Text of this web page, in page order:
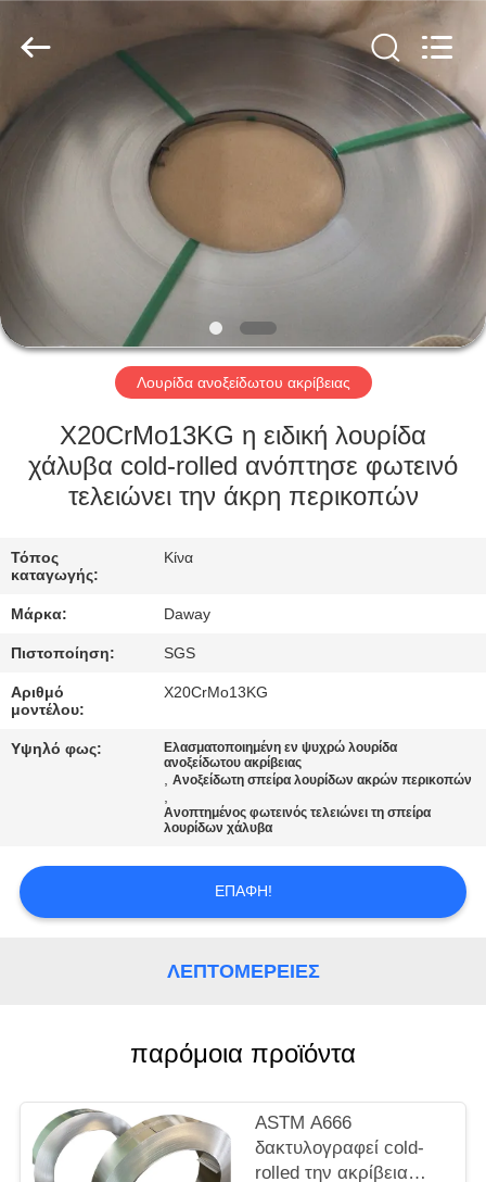
ΣΠΊΤΙ
ΠΡΟΪΌΝΤΑ
ΠΕΡΊΠΟΥ
ΕΜΕΊΣ
ΓΎΡΟΣ
ΕΡΓΟΣΤΑΣΊΩΝ
ΈΛΕΓΧΟΣ
ΜΑΣ
ΕΛΆΤΕ
ΣΕ
ΕΠΑΦΉ
ΖΗΤΉΣΤΕ
ΑΠΌΣΠΑΣΜΑ
PRIVACY
Reserved.
Λουρίδα ανοξείδωτου ακρίβειας
X20CrMo13KG η ειδική λουρίδα
χάλυβα cold-rolled ανόπτησε φωτεινό
τελειώνει την άκρη περικοπών
Τόπος
καταγωγής:
Κίνα
Μάρκα: Daway
Πιστοποίηση: SGS
Αριθμό
μοντέλου:
X20CrMo13KG
Υψηλό φως:
Ελασματοποιημένη εν ψυχρώ λουρίδα
ανοξείδωτου ακρίβειας
,Ανοξείδωτη σπείρα λουρίδων ακρών περικοπών
,
Ανοπτημένος φωτεινός τελειώνει τη σπείρα
λουρίδων χάλυβα
ΕΠΑΦΉ!
ΛΕΠΤΟΜΈΡΕΙΕΣ
παρόμοια προϊόντα
ASTM A666
δακτυλογραφεί cold-
rolled την ακρίβεια